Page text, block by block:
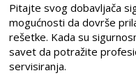
Pitajte svog dobavljača
mogućnosti da dovrše
rešetke. Kada su
savet da potražite
servisiranja.